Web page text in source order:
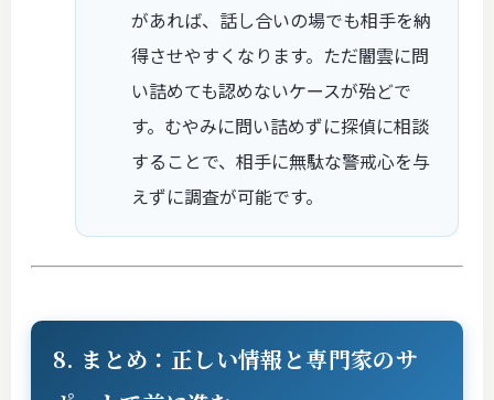
があれば、話し合いの場でも相手を納
得させやすくなります。ただ闇雲に問
い詰めても認めないケースが殆どで
す。むやみに問い詰めずに探偵に相談
することで、相手に無駄な警戒心を与
えずに調査が可能です。
8. まとめ：正しい情報と専門家のサ